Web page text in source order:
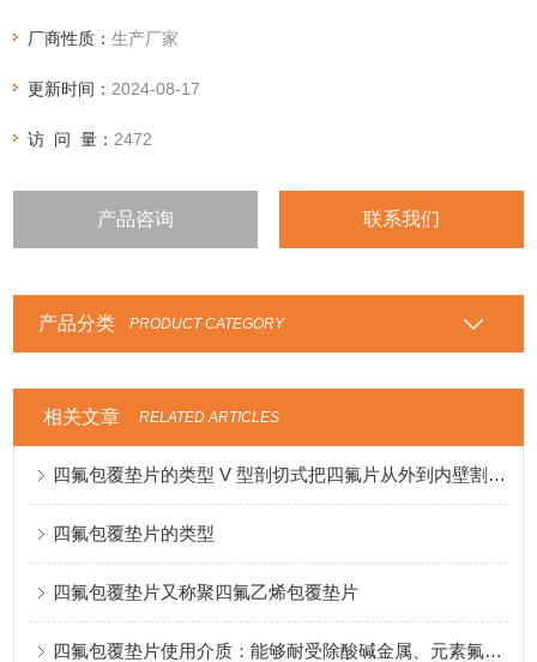
CF2-CF2-]n-。
厂商性质：生产厂家
更新时间： 2024-08-17
访 问 量： 2472
产品咨询 联系我们
产品分类 PRODUCT CATEGORY
相关文章 RELATED ARTICLES
四氟包覆垫片的类型 V 型剖切式把四氟片从外到内壁割开适用低压，经济型
四氟包覆垫片的类型
四氟包覆垫片又称聚四氟乙烯包覆垫片
四氟包覆垫片使用介质：能够耐受除酸碱金属、元素氟等物质。